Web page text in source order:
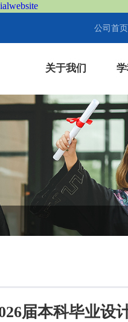
公司首页
关于我们
届本科毕业设